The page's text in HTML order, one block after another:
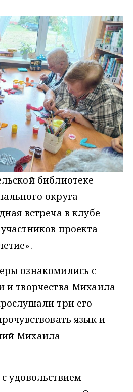
библиотеке
округа
встреча в клубе
проекта
ознакомились с
и творчества Михаила
три его
язык и
Михаила
удовольствием